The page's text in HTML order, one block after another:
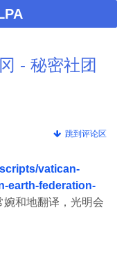
- 秘密社团
跳到评论区
vatican-
earth-federation-
婉和地翻译，光明会